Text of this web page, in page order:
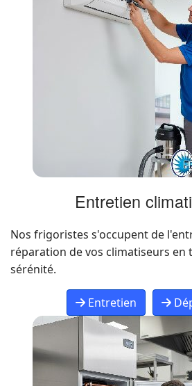
Entretien
Nos frigoristes s'occupent de
réparation de vos climatiseurs en
sérénité.
Entretien